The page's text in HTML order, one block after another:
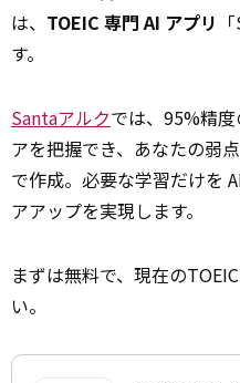
は、 TOEIC 専門 AI アプリ
す。
Santaアルクでは、95%精
アを把握でき、あなたの弱
で作成。必要な学習だけを
アアップを実現します。
まずは無料で、現在の
い。